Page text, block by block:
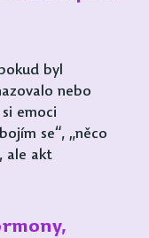
byl
nebo
emoci
se“, „něco
ale akt